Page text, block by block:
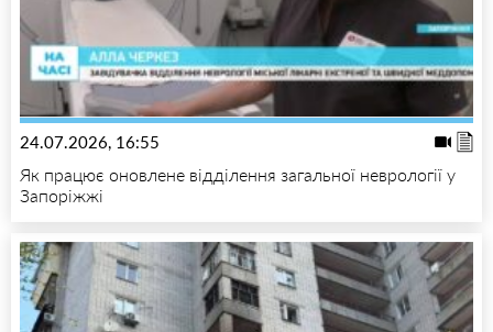
24.07.2026, 16:55
Як працює оновлене відділення загальної неврології у
Запоріжжі